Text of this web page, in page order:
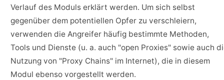
Verlauf des Moduls erklärt werden. Um sich selbst
gegenüber dem potentiellen Opfer zu verschleiern,
verwenden die Angreifer häufig bestimmte Methoden,
Tools und Dienste (u. a. auch "open Proxies" sowie auch
Nutzung von "Proxy Chains" im Internet), die in diesem
Modul ebenso vorgestellt werden.